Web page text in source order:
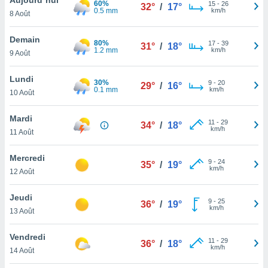
et
»,
au
vous
qu'ils
ou
le
ainsi
un
la
du
8 Août
60%
0.5 mm
32° / 17° 15- 26
km/h
Demain
9 Août
80%
1.2 mm
31° / 18° 17- 39
km/h
Lundi
10 Août
30%
0.1 mm
29° / 16° 9- 20
km/h
Mardi
11 Août
34° / 18° 11 - 29
km/h
Mercredi
12 Août
35° / 19° 9- 24
km/h
Jeudi
13 Août
36° / 19° 9- 25
km/h
Vendredi
14 Août
36° / 18° 11 - 29
km/h